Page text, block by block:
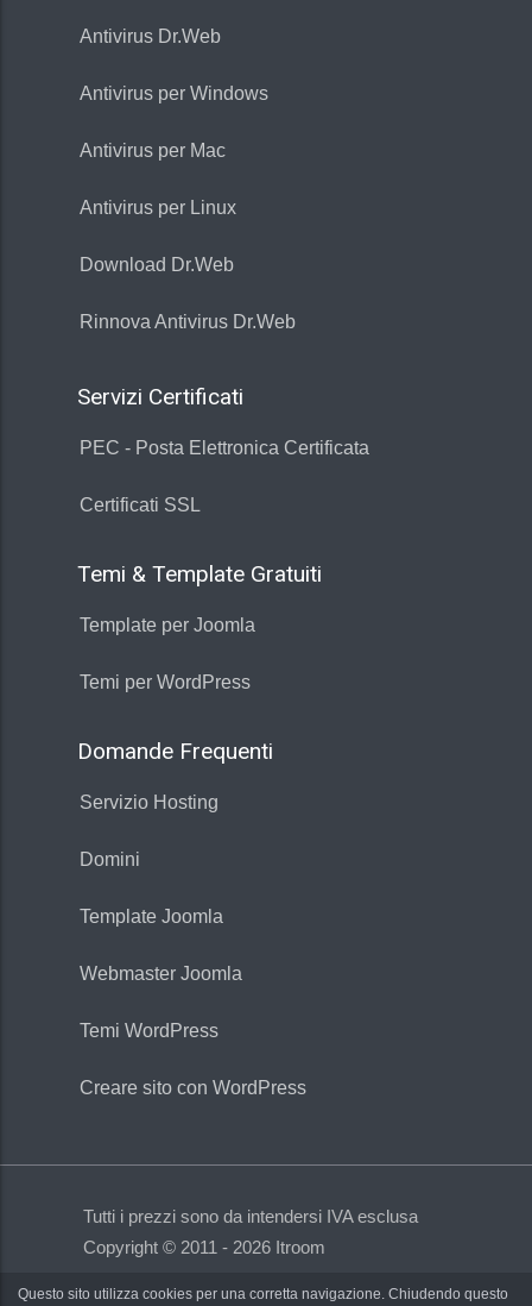
Antivirus Dr.Web
Antivirus per Windows
Antivirus per Mac
Antivirus per Linux
Download Dr.Web
Rinnova Antivirus Dr.Web
Servizi Certificati
PEC - Posta Elettronica Certificata
Certificati SSL
Temi & Template Gratuiti
Template per Joomla
Temi per WordPress
Domande Frequenti
Servizio Hosting
Domini
Template Joomla
Webmaster Joomla
Temi WordPress
Creare sito con WordPress
Tutti i prezzi sono da intendersi IVA esclusa
Copyright © 2011 - 2026 Itroom
Questo sito utilizza cookies per una corretta navigazione. Chiudendo questo